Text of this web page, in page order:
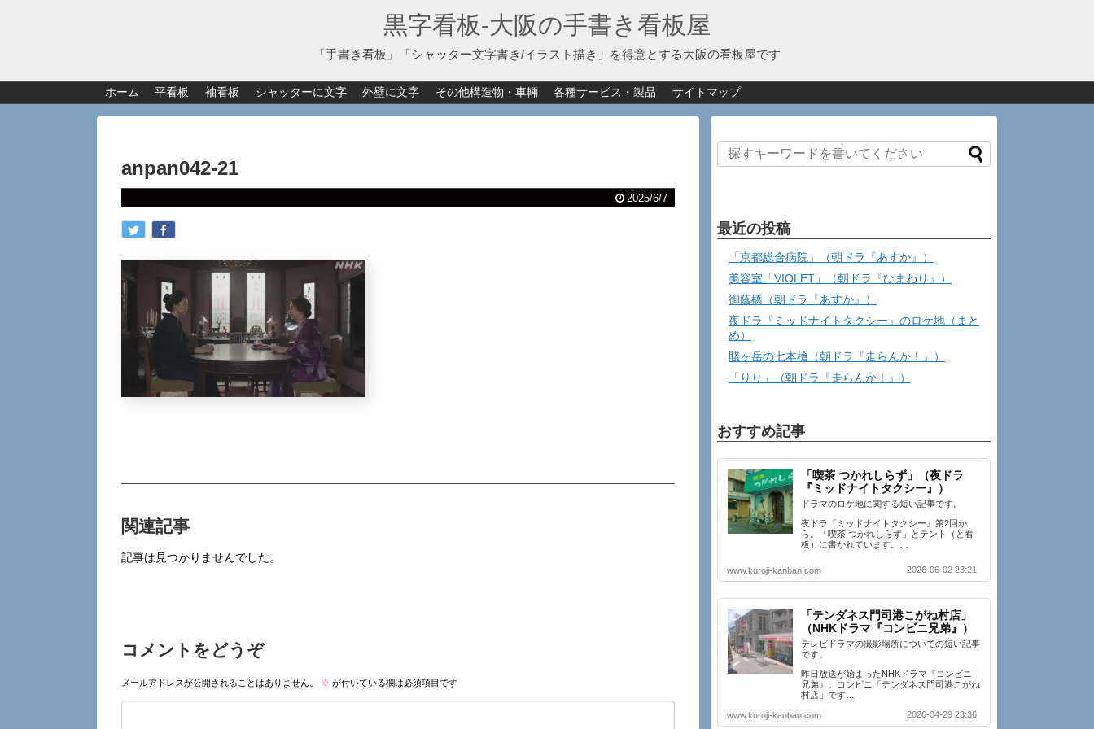
黒字看板‐大阪の手書き看板屋
「手書き看板」「シャッター文字書き/イラスト描き」を得意とする大阪の看板屋です
ホーム 平看板 袖看板 シャッターに文字 外壁に文字 その他構造物・車輛 各種サービス・製品 サイトマップ
anpan042-21
2025/6/7
関連記事
記事は見つかりませんでした。
コメントをどうぞ
メールアドレスが公開されることはありません。 ※ が付いている欄は必須項目です
最近の投稿
「京都総合病院」（朝ドラ『あすか』）
美容室「VIOLET」（朝ドラ『ひまわり』）
御蔭橋（朝ドラ『あすか』）
夜ドラ『ミッドナイトタクシー』のロケ地（まと
め）
賤ヶ岳の七本槍（朝ドラ『走らんか！』）
「りり」（朝ドラ『走らんか！』）
おすすめ記事
「喫茶 つかれしらず」（夜ドラ
『ミッドナイトタクシー』）
ドラマのロケ地に関する短い記事です。
夜ドラ『ミッドナイトタクシー』第2回か
ら。「喫茶 つかれしらず」とテント（と看
板）に書かれています。…
www.kuroji-kanban.com 2026-06-02 23:21
「テンダネス門司港こがね村店」
（NHKドラマ『コンビニ兄弟』）
テレビドラマの撮影場所についての短い記事
です。
昨日放送が始まったNHKドラマ『コンビニ
兄弟』。コンビニ「テンダネス門司港こがね
村店」です…
www.kuroji-kanban.com 2026-04-29 23:36